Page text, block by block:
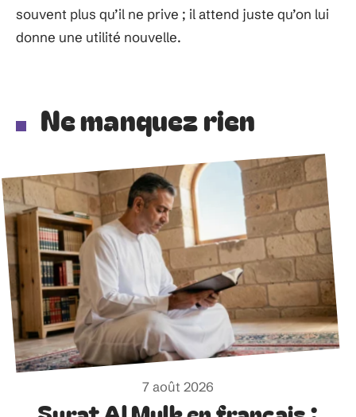
souvent plus qu’il ne prive ; il attend juste qu’on lui
donne une utilité nouvelle.
Ne manquez rien
7 août 2026